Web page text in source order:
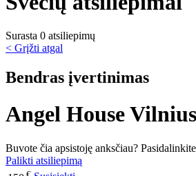
Surasta 0 atsiliepimų
< Grįžti atgal
Bendras įvertinimas
Angel House
Buvote čia apsistoję anksčiau?
Palikti atsiliepimą